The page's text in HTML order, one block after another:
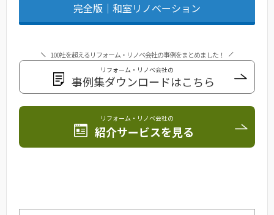
完全版｜和室リノベーション
100社を超えるリフォーム・リノベ会社の事例をまとめました！
リフォーム・リノベ会社の
事例集ダウンロードはこちら
リフォーム・リノベ会社の
紹介サービスを見る